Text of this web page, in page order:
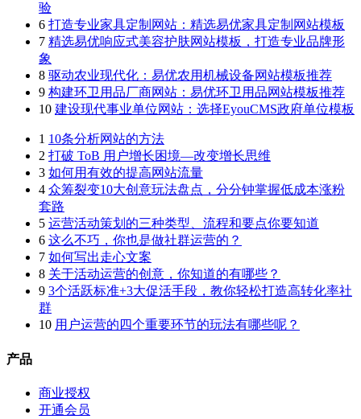
验
6 打造专业家具定制网站：精选易优家具定制网站模板
7 精选易优响应式美容护肤网站模板，打造专业品牌形
象
8 驱动农业现代化：易优农用机械设备网站模板推荐
9 构建环卫用品厂商网站：易优环卫用品网站模板推荐
10 建设现代事业单位网站：选择EyouCMS政府单位模板
1 10条分析网站的方法
2 打破 ToB 用户增长困境—改变增长思维
3 如何用有效的提高网站流量
4 众筹裂变10大创意玩法盘点，分分钟掌握低成本涨粉
套路
5 运营活动策划的三种类型、流程和要点你要知道
6 这么不巧，你也是做社群运营的？
7 如何写出走心文案
8 关于活动运营的创意，你知道的有哪些？
9 3个活跃标准+3大促活手段，教你轻松打造高转化率社
群
10 用户运营的四个重要环节的玩法有哪些呢？
产品
商业授权
开通会员